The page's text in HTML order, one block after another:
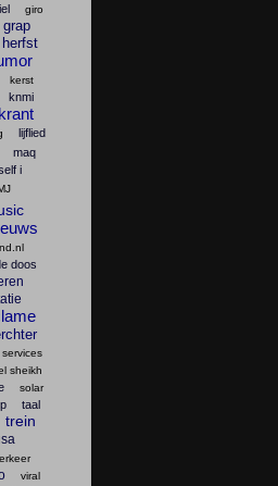
giro
grap
herfst
kerst
knmi
krant
lijflied
maq
i
doos
sheikh
solar
taal
trein
viral